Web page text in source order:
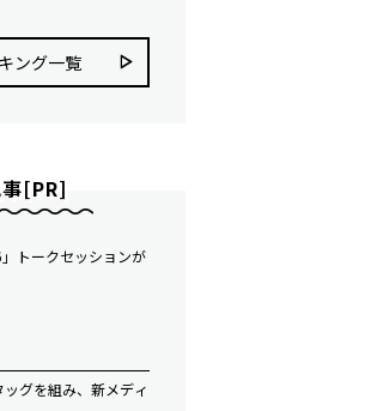
ング⼀覧
[PR]
トークセッションが
ッグを組み、新メディ